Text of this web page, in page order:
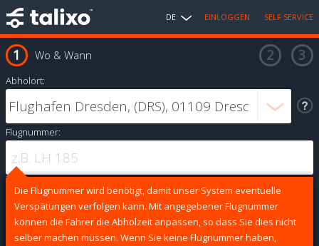
DE EINLOGGEN SELF SERVICE
Wo & Wann
Abholort:
Flugnummer:
Die Flugnummer wird benötigt, damit unser System eventuelle
Verspätungen verfolgen kann. Mit angegebener Flugnummer
können die Fahrer die Abholzeit anpassen, so dass Sie dies nicht
selber machen müssen. Wenn Sie keine Flugnummer haben,